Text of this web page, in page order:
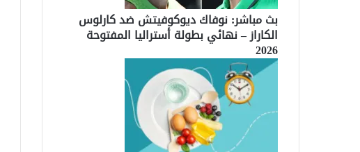
بث مباشر: نوفاك ديوكوفيتش ضد كارلوس
الكاراز – نهائي بطولة أستراليا المفتوحة
2026